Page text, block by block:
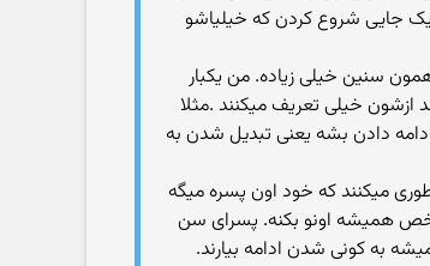
جایی شروع کردن که خیلیاشو
سنین خیلی زیاده. من یکبار
خیلی تعریف میکنند .مثلا
دادن بشه یعنی تبدیل شدن به
میکنند که خود اون پسره میگه
همیشه اونو بکنه. پسرای سن
به کونی شدن ادامه بیارند.